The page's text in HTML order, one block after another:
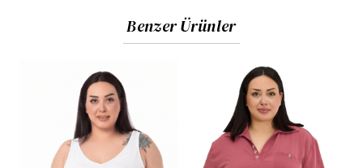
Benzer Ürünler